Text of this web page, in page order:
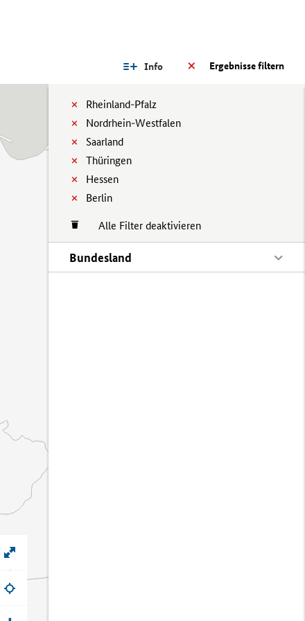
Ergebnisse filtern
Info
Rheinland-Pfalz
Nordrhein-Westfalen
Saarland
Thüringen
Hessen
Berlin
Alle Filter deaktivieren
Bundesland